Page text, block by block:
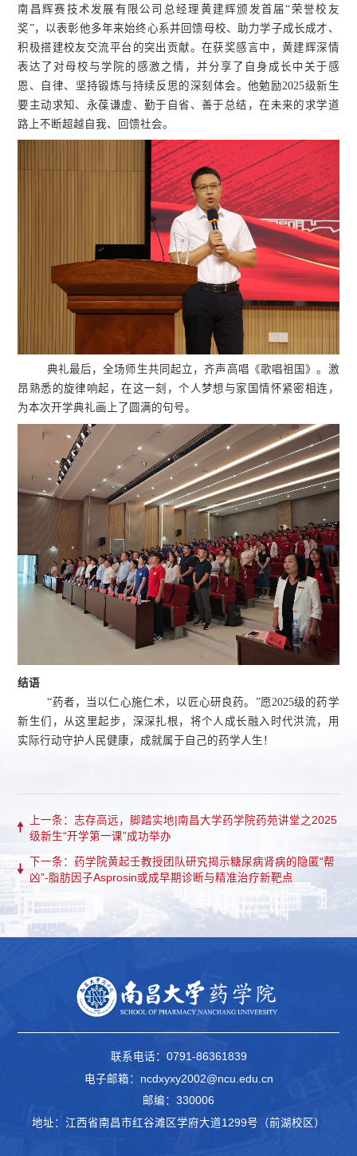
南昌辉赛技术发展有限公司总经理黄建辉颁发首届“荣誉校友
奖”，以表彰他多年来始终心系并回馈母校、助力学子成长成才、
积极搭建校友交流平台的突出贡献。在获奖感言中，黄建辉深情
表达了对母校与学院的感激之情，并分享了自身成长中关于感
恩、自律、坚持锻炼与持续反思的深刻体会。他勉励2025级新生
要主动求知、永葆谦虚、勤于自省、善于总结，在未来的求学道
路上不断超越自我、回馈社会。
典礼最后，全场师生共同起立，齐声高唱《歌唱祖国》。激
昂熟悉的旋律响起，在这一刻，个人梦想与家国情怀紧密相连，
为本次开学典礼画上了圆满的句号。
结语
“药者，当以仁心施仁术，以匠心研良药。”愿2025级的药学
新生们，从这里起步，深深扎根，将个人成长融入时代洪流，用
实际行动守护人民健康，成就属于自己的药学人生！
上一条：志存高远，脚踏实地|南昌大学药学院药苑讲堂之2025
级新生“开学第一课”成功举办
下一条：药学院黄起壬教授团队研究揭示糖尿病肾病的隐匿“帮
凶”-脂肪因子Asprosin或成早期诊断与精准治疗新靶点
联系电话：0791-86361839
电子邮箱：ncdxyxy2002@ncu.edu.cn
邮编：330006
地址：江西省南昌市红谷滩区学府大道1299号（前湖校区）